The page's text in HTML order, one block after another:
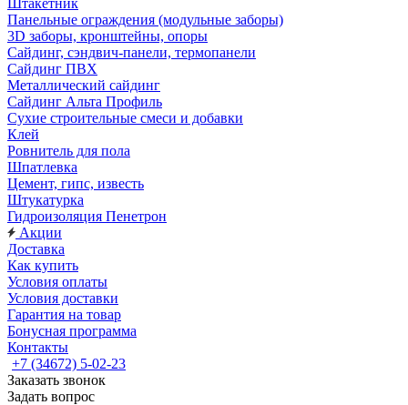
Штакетник
Панельные ограждения (модульные заборы)
3D заборы, кронштейны, опоры
Cайдинг, сэндвич-панели, термопанели
Сайдинг ПВХ
Металлический сайдинг
Сайдинг Альта Профиль
Сухие строительные смеси и добавки
Клей
Ровнитель для пола
Шпатлевка
Цемент, гипс, известь
Штукатурка
Гидроизоляция Пенетрон
Акции
Доставка
Как купить
Условия оплаты
Условия доставки
Гарантия на товар
Бонусная программа
Контакты
+7 (34672) 5-02-23
Заказать звонок
Задать вопрос